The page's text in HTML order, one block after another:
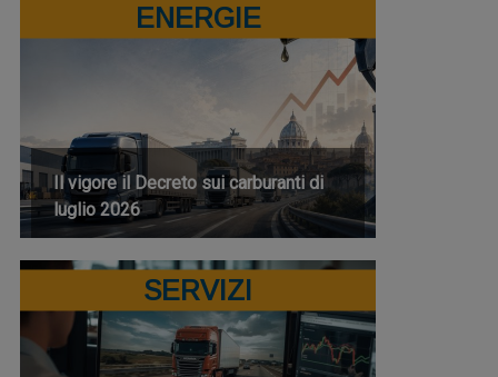
ENERGIE
Il vigore il Decreto sui carburanti di
luglio 2026
SERVIZI